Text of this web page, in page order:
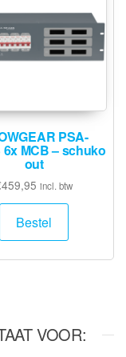
PSA-
6x MCB – schuko
out
459,95 incl. btw
Bestel
VOOR: